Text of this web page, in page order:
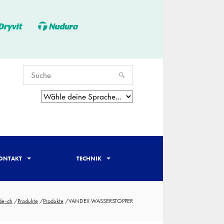
TECHNIK
ch /Produkte/Produkte/VANDEX WASSERSTOPPER